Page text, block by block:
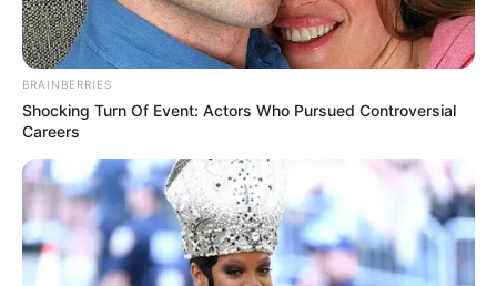
BRAINBERRIES
Shocking Turn Of Event: Actors Who Pursued Controversial
Careers